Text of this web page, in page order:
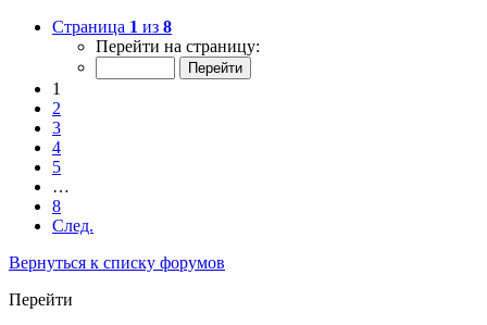
Страница 1 из 8
Перейти на страницу:
1
2
3
4
5
…
8
След.
Вернуться к списку форумов
Перейти